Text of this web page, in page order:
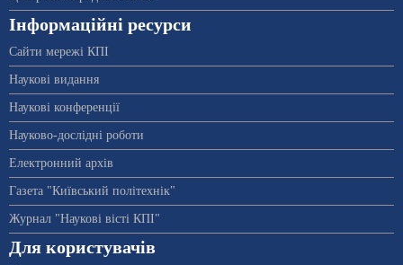
Інформаційні ресурси
Сайти мережі КПІ
Наукові видання
Наукові конференції
Науково-дослідні роботи
Електронний архів
Газета "Київський політехнік"
Журнал "Наукові вісті КПІ"
Для користувачів